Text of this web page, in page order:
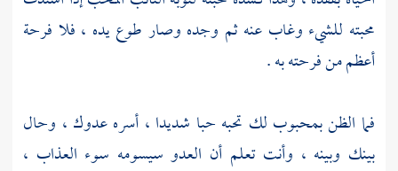
محبته للشيء وغاب عنه ثم وجده وصار طوع يده ، فلا فرحة
أعظم من فرحته به .
فما الظن بمحبوب لك تحبه حبا شديدا ، أسره عدوك ، وحال
بينك وبينه ، وأنت تعلم أن العدو سيسومه سوء العذاب ،